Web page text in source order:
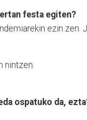
festa egiten?
ezin zen.
nintzen.
ospatuko da,